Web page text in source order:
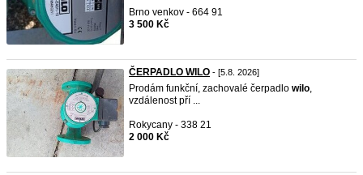
Brno venkov - 664 91
3 500 Kč
ČERPADLO WILO - [5.8. 2026]
Prodám funkční, zachovalé čerpadlo wilo,
vzdálenost pří ...
Rokycany - 338 21
2 000 Kč